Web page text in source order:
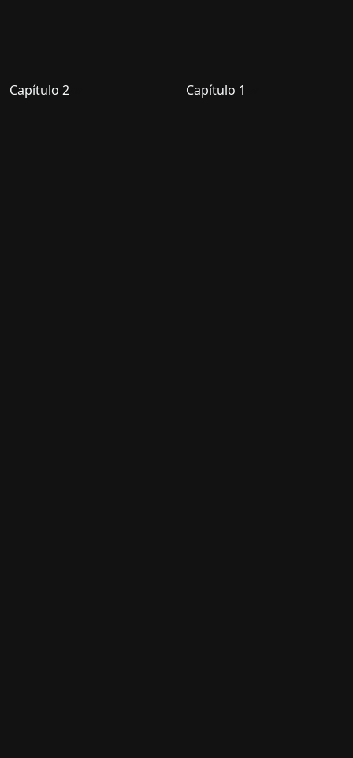
Capítulo 2 Capítulo 1